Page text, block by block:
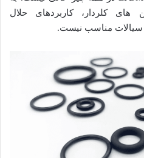
های کلردار، کاربردهای حلال
سیالات مناسب نیست.